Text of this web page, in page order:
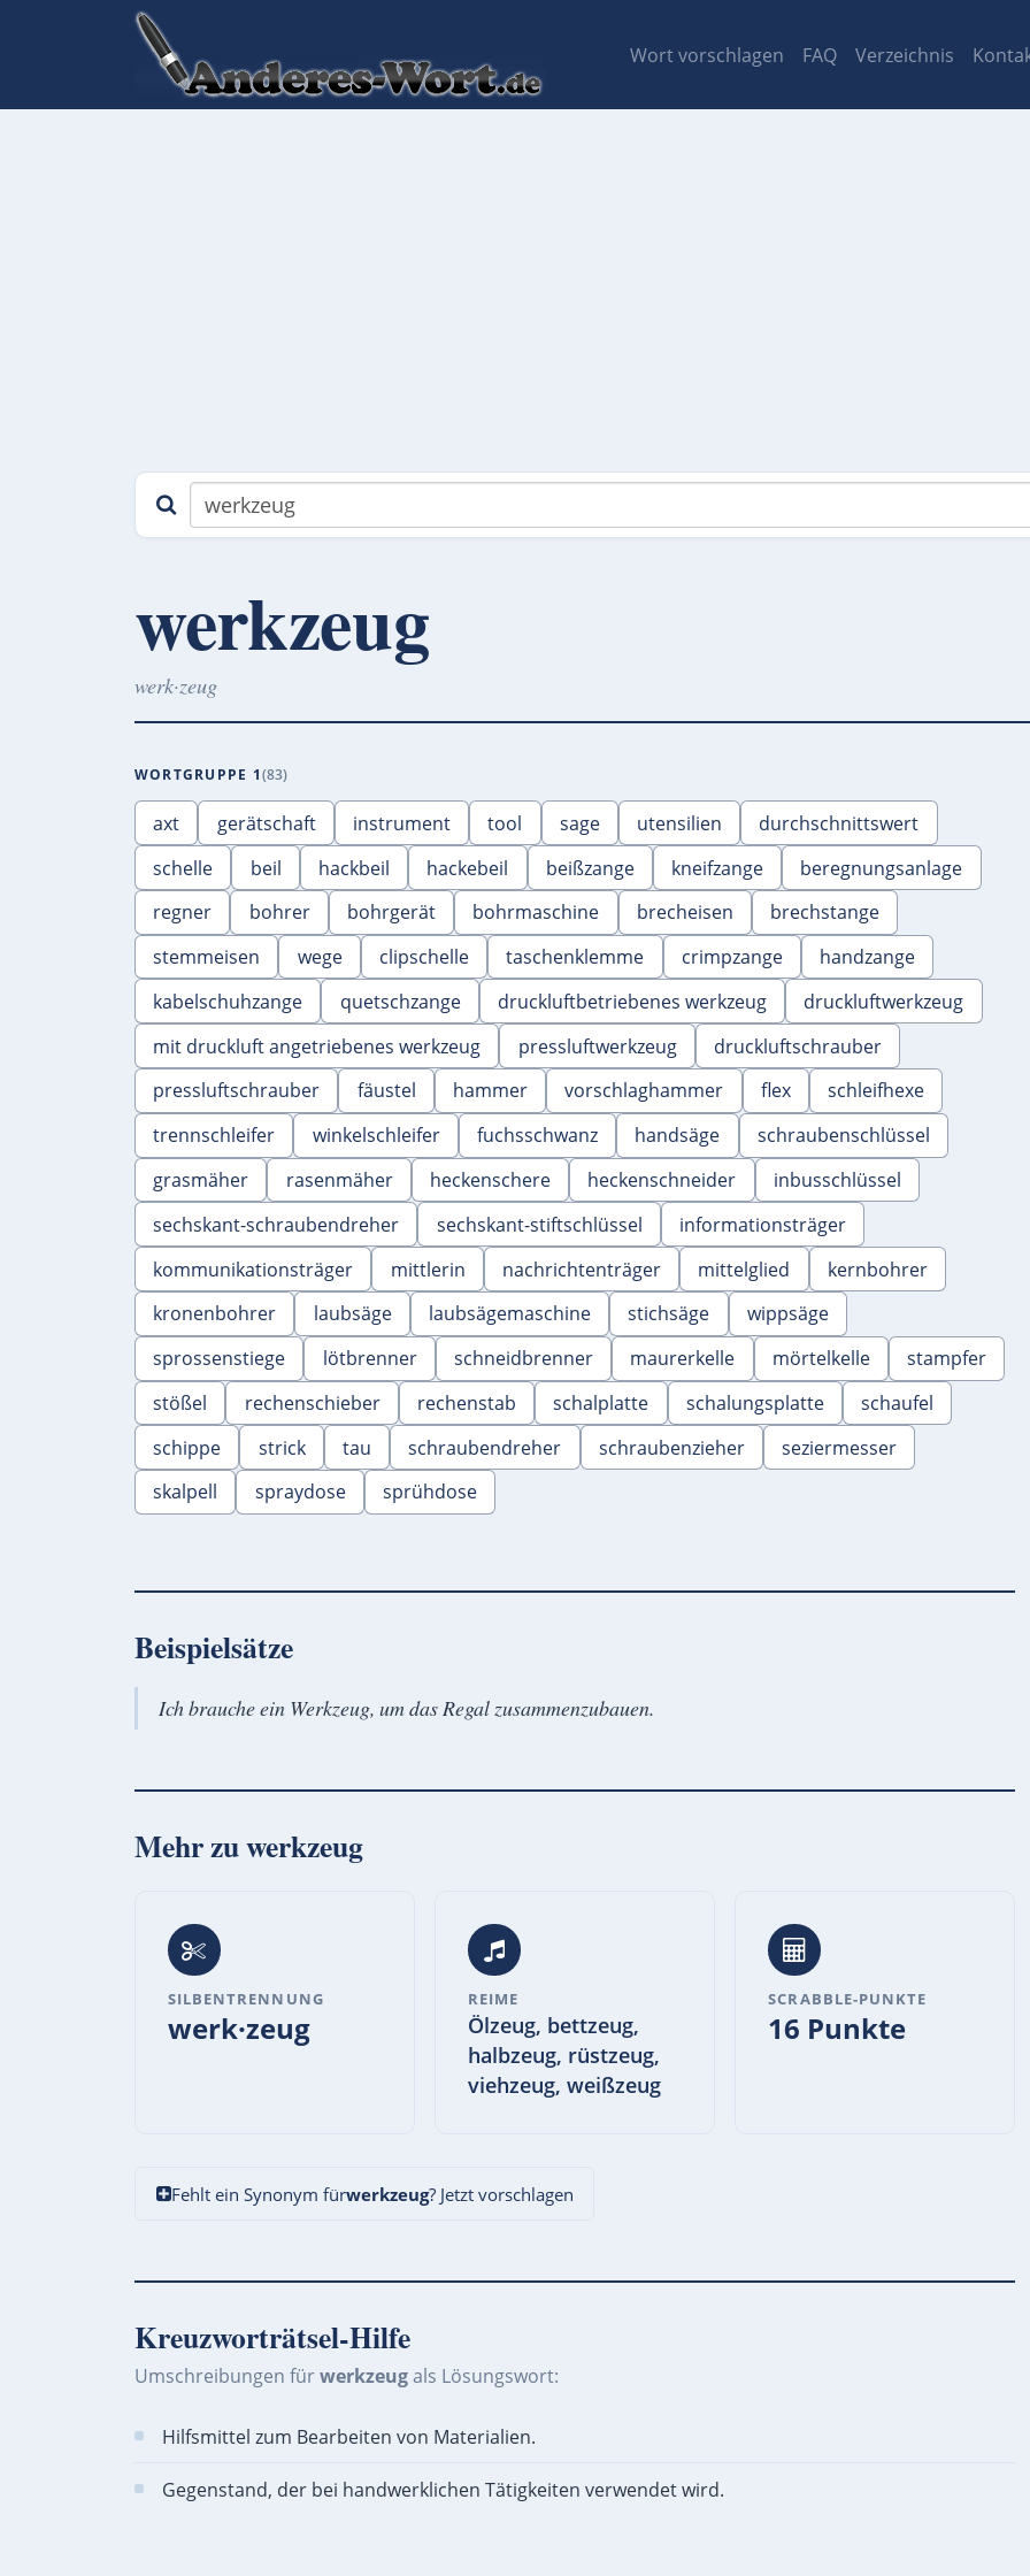
Wort vorschlagen FAQ Verzeichnis
werkzeug
werk·zeug
WORTGRUPPE 1 83
axt gerätschaft instrument tool sage utensilien
durchschnittswert
schelle
beil hackbeil hackebeil beißzange kneifzange
beregnungsanlage
regner
bohrer bohrgerät bohrmaschine brecheisen
brechstange
stemmeisen
wege clipschelle taschenklemme crimpzange
handzange
kabelschuhzange
quetschzange druckluftbetriebenes werkzeug
druckluftwerkzeug
mit druckluft angetriebenes werkzeug
pressluftwerkzeug
druckluftschrauber
pressluftschrauber
fäustel hammer vorschlaghammer flex
schleifhexe
trennschleifer
winkelschleifer fuchsschwanz handsäge
schraubenschlüssel
grasmäher
rasenmäher heckenschere heckenschneider
inbusschlüssel
sechskant-schraubendreher
sechskant-stiftschlüssel
informationsträger
kommunikationsträger
mittlerin nachrichtenträger mittelglied
kernbohrer
kronenbohrer
laubsäge laubsägemaschine stichsäge
wippsäge
sprossenstiege
lötbrenner schneidbrenner maurerkelle mörtelkelle
stampfer
stößel
rechenschieber rechenstab schalplatte schalungsplatte
schaufel
schippe
strick tau schraubendreher schraubenzieher
seziermesser
skalpell
spraydose sprühdose
Beispielsätze
Ich brauche ein Werkzeug, um das Regal zusammenzubauen.
Mehr zuwerkzeug
SILBENTRENNUNG
werk·zeug
REIME
Ölzeug, bettzeug,
halbzeug, rüstzeug,
viehzeug, weißzeug
SCRABBLE-PUNKTE
16 Punkte
Fehlt ein Synonym fürwerkzeug? Jetzt vorschlagen
Kreuzworträtsel-Hilfe
Umschreibungen fürwerkzeugals Lösungswort:
Hilfsmittel zum Bearbeiten von Materialien.
Gegenstand, der bei handwerklichen Tätigkeiten verwendet wird.